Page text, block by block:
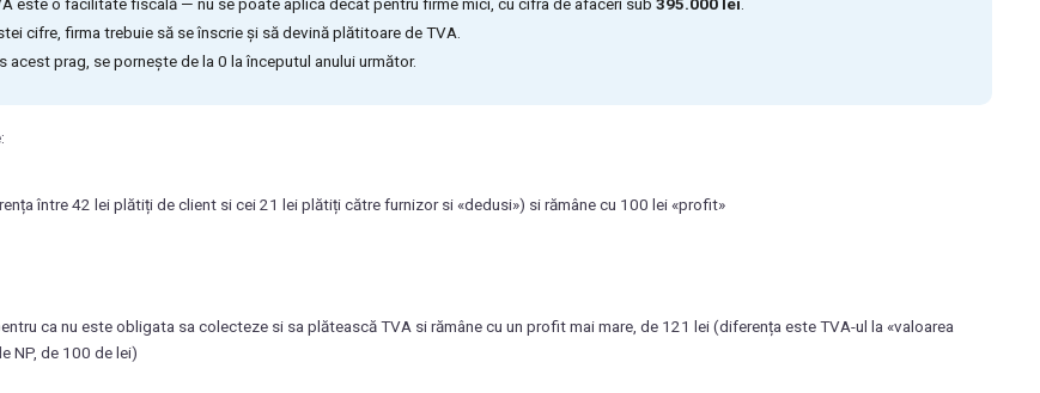
cifre, firma trebuie să se înscrie și să devină plătitoare de TVA.
acest prag, se pornește de la 0 la începutul anului următor.
între 42 lei plătiți de client si cei 21 lei plătiți către furnizor si «dedusi») si rămâne cu 100 lei «profit»
ca nu este obligata sa colecteze si sa plătească TVA si rămâne cu un profit mai mare, de 121 lei (diferența este TVA-ul la «valoarea
NP, de 100 de lei)